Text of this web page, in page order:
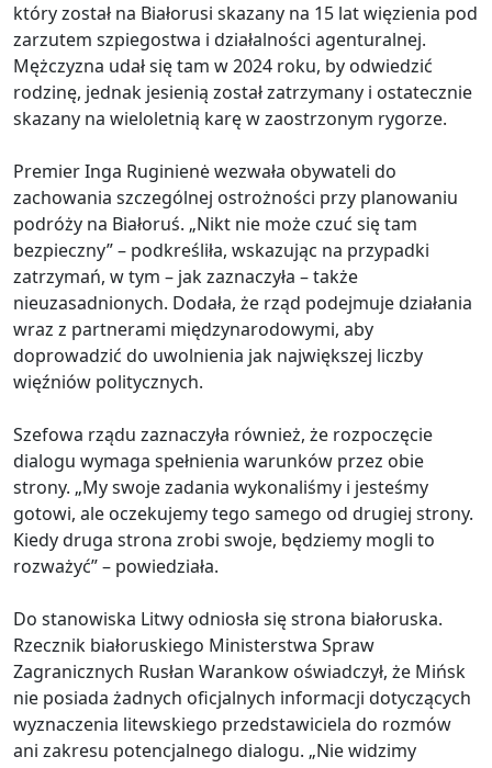
który został na Białorusi skazany na 15 lat więzienia pod
zarzutem szpiegostwa i działalności agenturalnej.
Mężczyzna udał się tam w 2024 roku, by odwiedzić
rodzinę, jednak jesienią został zatrzymany i ostatecznie
skazany na wieloletnią karę w zaostrzonym rygorze.
Premier Inga Ruginienė wezwała obywateli do
zachowania szczególnej ostrożności przy planowaniu
podróży na Białoruś. „Nikt nie może czuć się tam
bezpieczny” – podkreśliła, wskazując na przypadki
zatrzymań, w tym – jak zaznaczyła – także
nieuzasadnionych. Dodała, że rząd podejmuje działania
wraz z partnerami międzynarodowymi, aby
doprowadzić do uwolnienia jak największej liczby
więźniów politycznych.
Szefowa rządu zaznaczyła również, że rozpoczęcie
dialogu wymaga spełnienia warunków przez obie
strony. „My swoje zadania wykonaliśmy i jesteśmy
gotowi, ale oczekujemy tego samego od drugiej strony.
Kiedy druga strona zrobi swoje, będziemy mogli to
rozważyć” – powiedziała.
Do stanowiska Litwy odniosła się strona białoruska.
Rzecznik białoruskiego Ministerstwa Spraw
Zagranicznych Rusłan Warankow oświadczył, że Mińsk
nie posiada żadnych oficjalnych informacji dotyczących
wyznaczenia litewskiego przedstawiciela do rozmów
ani zakresu potencjalnego dialogu. „Nie widzimy